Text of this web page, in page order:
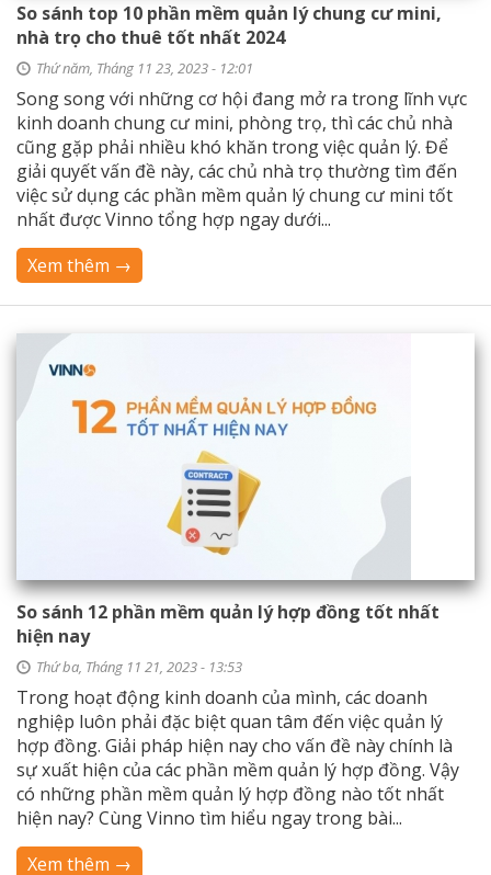
So sánh top 10 phần mềm quản lý chung cư mini,
nhà trọ cho thuê tốt nhất 2024
Thứ năm, Tháng 11 23, 2023 - 12:01
Song song với những cơ hội đang mở ra trong lĩnh vực
kinh doanh chung cư mini, phòng trọ, thì các chủ nhà
cũng gặp phải nhiều khó khăn trong việc quản lý. Để
giải quyết vấn đề này, các chủ nhà trọ thường tìm đến
việc sử dụng các phần mềm quản lý chung cư mini tốt
nhất được Vinno tổng hợp ngay dưới...
Xem thêm →
So sánh 12 phần mềm quản lý hợp đồng tốt nhất
hiện nay
Thứ ba, Tháng 11 21, 2023 - 13:53
Trong hoạt động kinh doanh của mình, các doanh
nghiệp luôn phải đặc biệt quan tâm đến việc quản lý
hợp đồng. Giải pháp hiện nay cho vấn đề này chính là
sự xuất hiện của các phần mềm quản lý hợp đồng. Vậy
có những phần mềm quản lý hợp đồng nào tốt nhất
hiện nay? Cùng Vinno tìm hiểu ngay trong bài...
Xem thêm →